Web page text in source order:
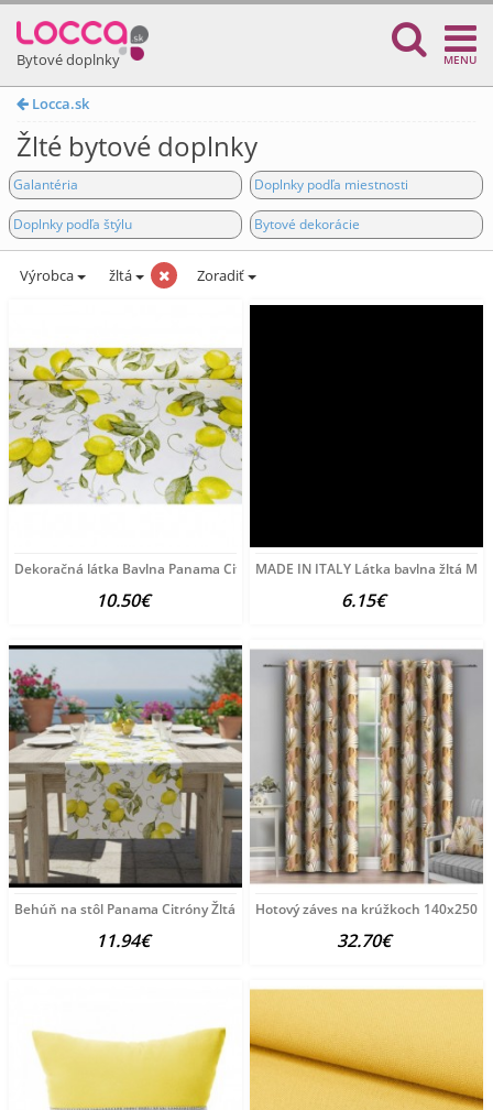
Bytové doplnky MENU
Locca.sk
Žlté bytové doplnky
Galantéria Doplnky podľa miestnosti
Doplnky podľa štýlu Bytové dekorácie
Výrobca žltá Zoradiť
Dekoračná látka Bavlna Panama Citróny, šírka 140 cm
10.50€
MADE IN ITALY Látka bavlna žltá
6.15€
Behúň na stôl Panama Citróny Žltá 40x100 cm
11.94€
Hotový záves na krúžkoch 140x250
32.70€